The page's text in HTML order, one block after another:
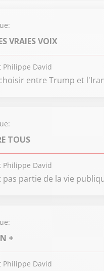
VRAIES VOIX
Philippe David
entre Trump et
TOUS
Philippe David
pas partie de la vie
+
Philippe David